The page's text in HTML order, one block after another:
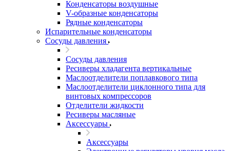
Конденсаторы воздушные
V-образные конденсаторы
Рядные конденсаторы
Испарительные конденсаторы
Сосуды давления
Сосуды давления
Ресиверы хладагента вертикальные
Маслоотделители поплавкового типа
Маслоотделители циклонного типа для
винтовых компрессоров
Отделители жидкости
Ресиверы масляные
Аксессуары
Аксессуары